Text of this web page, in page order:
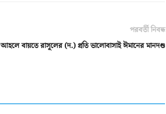
পরবর্তী নিবন্ধ
আহলে বায়তে রাসূলের (দ.) প্রতি ভালোবাসাই ঈমানের মানদণ্ড